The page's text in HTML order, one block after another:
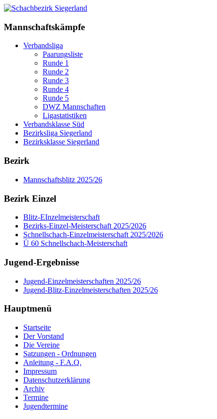
Mannschaftskämpfe
Verbandsliga
Paarungsliste
Runde 1
Runde 2
Runde 3
Runde 4
Runde 5
DWZ Mannschaften
Ligastatistiken
Verbandsklasse Süd
Bezirksliga Siegerland
Bezirksklasse Siegerland
Bezirk
Mannschaftsblitz 2025/26
Bezirk Einzel
Blitz-EInzelmeisterschaft
Bezirks-Einzel-Meisterschaft 2025/2026
Schnellschach-Einzelmeisterschaft 2025/2026
Ü 60 Schnellschach-Meisterschaft
Jugend-Ergebnisse
Jugend-Einzelmeisterschaften 2025/26
Jugend-Blitz-Einzelmeisterschaften 2025/26
Hauptmenü
Startseite
Der Vorstand
Die Vereine
Satzungen - Ordnungen
Anleitung - F.A.Q.
Impressum
Datenschutzerklärung
Archiv
Termine
Jugendtermine